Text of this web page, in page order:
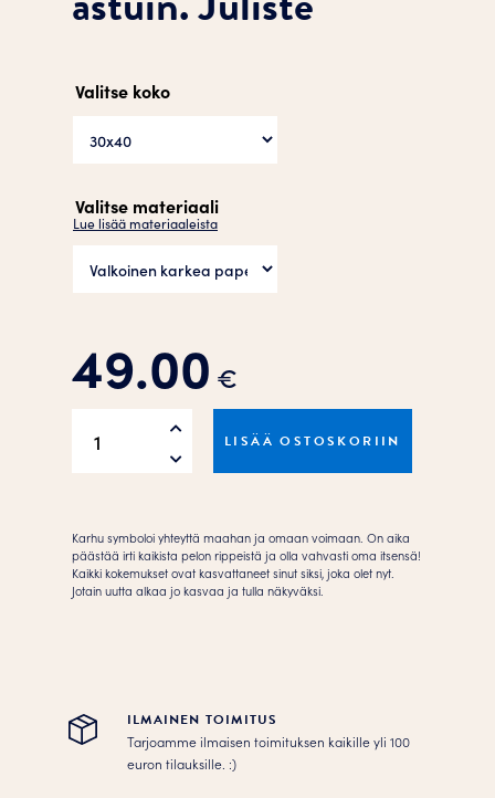
Valitse koko
Valitse materiaali
Lue lisää materiaaleista
49.00 €
voimaani
LISÄÄ OSTOSKORIIN
Karhu symboloi yhteyttä maahan ja omaan voimaan. On aika
päästää irti kaikista pelon rippeistä ja olla vahvasti oma itsensä!
Kaikki kokemukset ovat kasvattaneet sinut siksi, joka olet nyt.
Jotain uutta alkaa jo kasvaa ja tulla näkyväksi.
ILMAINEN TOIMITUS
Tarjoamme ilmaisen toimituksen kaikille yli 100
euron tilauksille. :­­)